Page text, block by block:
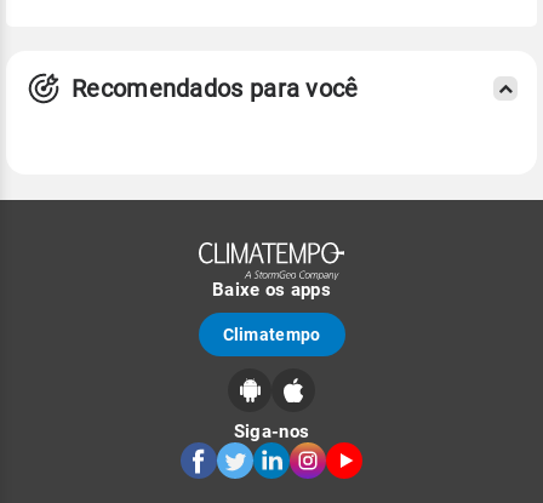
Recomendados para você
Baixe os apps
Climatempo
Siga-nos